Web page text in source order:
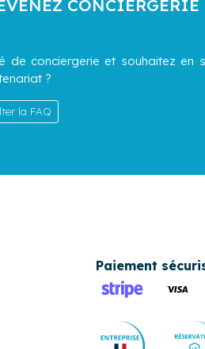
CONCIERGERIE
de conciergerie et souhaitez en
?
la FAQ
Paiement